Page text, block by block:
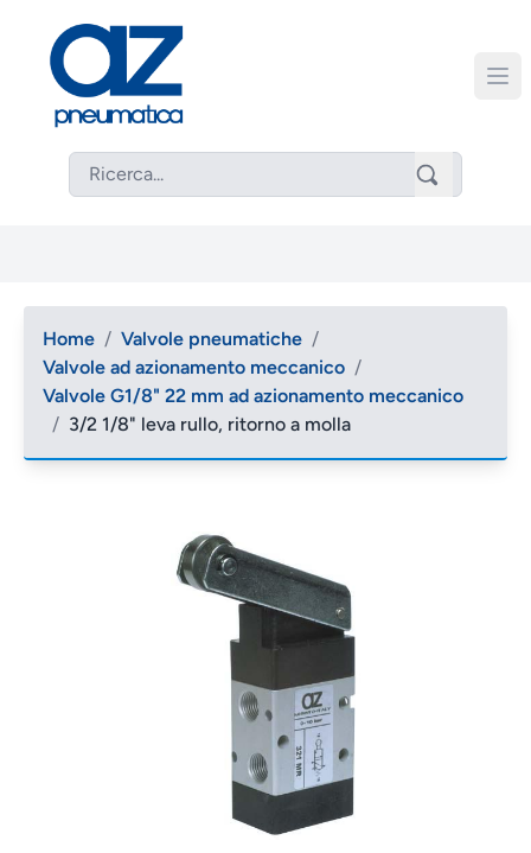
Home / Valvole pneumatiche /
Valvole ad azionamento meccanico /
Valvole G1/8" 22 mm ad azionamento meccanico
/ 3/2 1/8" leva rullo, ritorno a molla